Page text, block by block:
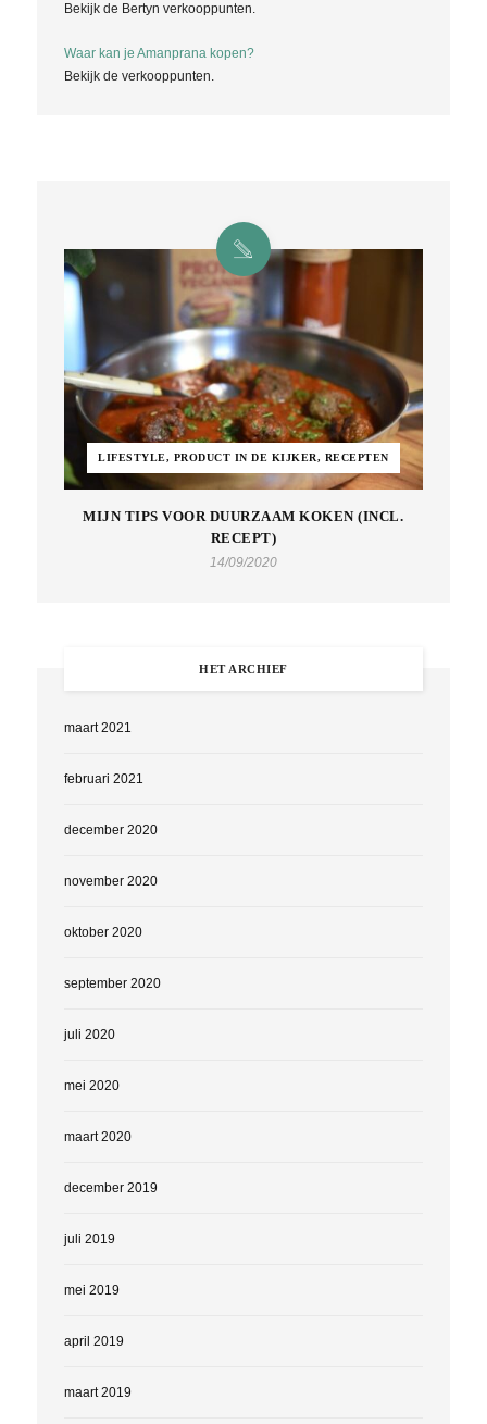
Bekijk de Bertyn verkooppunten.
Waar kan je Amanprana kopen?
Bekijk de verkooppunten.
LIFESTYLE, PRODUCT IN DE KIJKER, RECEPTEN
MIJN TIPS VOOR DUURZAAM KOKEN (INCL.
RECEPT)
14/09/2020
HET ARCHIEF
maart 2021
februari 2021
december 2020
november 2020
oktober 2020
september 2020
juli 2020
mei 2020
maart 2020
december 2019
juli 2019
mei 2019
april 2019
maart 2019